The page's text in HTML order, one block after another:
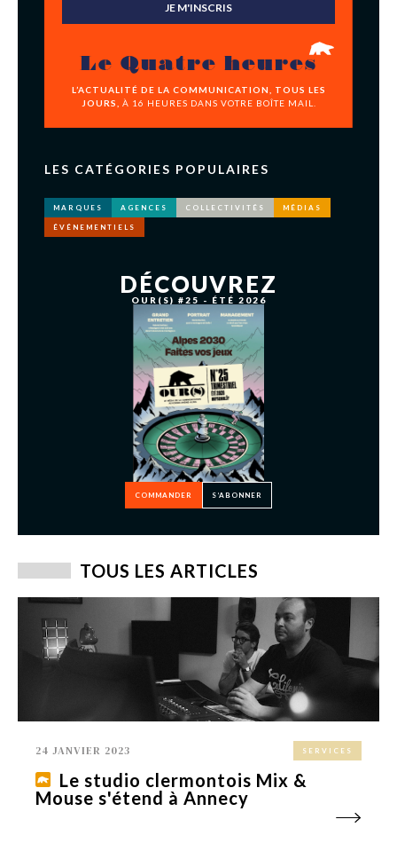
JE M'INSCRIS
Le Quatre heures
L’ACTUALITÉ DE LA COMMUNICATION, TOUS LES
JOURS,
À 16 HEURES DANS VOTRE BOÎTE MAIL.
LES CATÉGORIES POPULAIRES
MARQUES AGENCES COLLECTIVITÉS MÉDIAS
ÉVÉNEMENTIELS
DÉCOUVREZ
OUR(S) #25 - ÉTÉ 2026
COMMANDER S’ABONNER
TOUS LES ARTICLES
24 JANVIER 2023 SERVICES
Le studio clermontois Mix &
Mouse s'étend à Annecy